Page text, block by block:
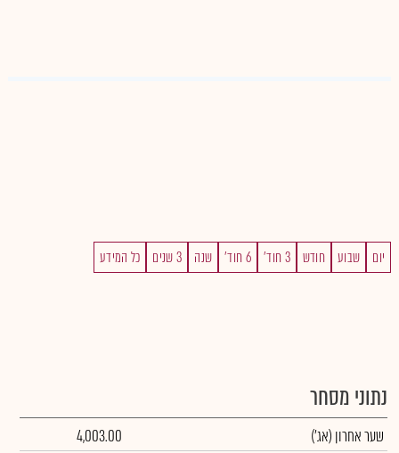
יום שבוע חודש 3 חוד' 6 חוד' שנה 3 שנים כל המידע
נתוני מסחר
שער אחרון (אג')
4,003.00